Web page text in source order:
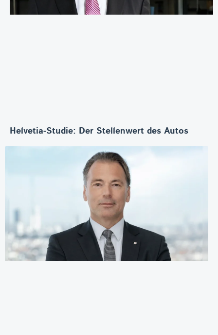
Helvetia-Studie: Der Stellenwert des Autos